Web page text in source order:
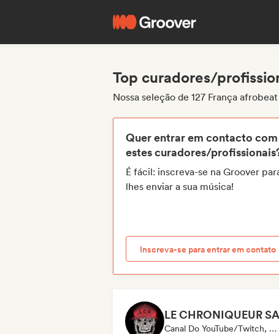
Top curadores/
Nossa seleção de 127 França
Quer entrar em contacto com
estes curadores/
É fácil: inscreva-se na Groover
lhes enviar a sua música!
Inscreva-se para entrar em contato
Canal Do YouTube/Twitch, Mídia/Jornalista, Influenciador